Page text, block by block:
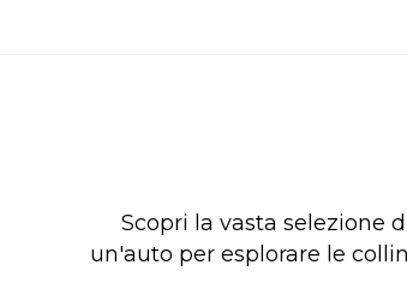
Scopri la vasta selezione
un'auto per esplorare le